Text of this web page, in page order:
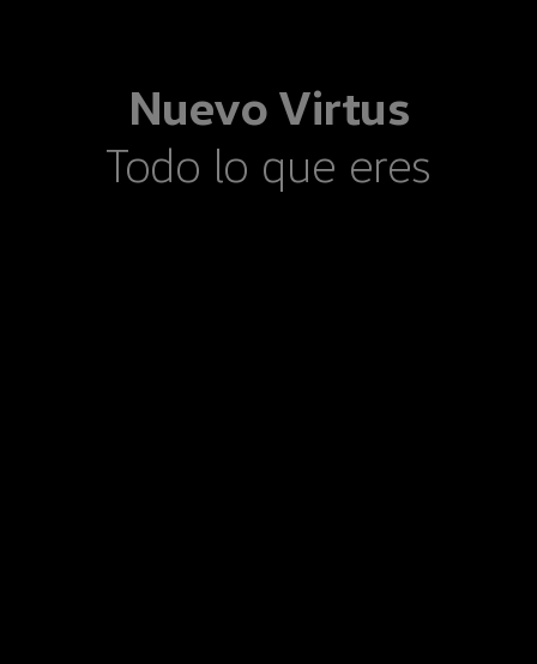
Nuevo Virtus
Todo lo que eres